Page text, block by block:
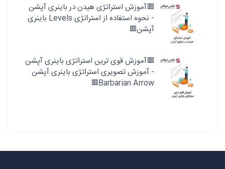
🟥آموزش استراتژی هیدن در باینری آپشن
- نحوه استفاده از استراتژی Levels باینری
آپشن🟥
🟥آموزش قوی ترین استراتژی باینری آپشن
- آموزش تصویری استراتژی باینری آپشن
Barbarian Arrow🟥